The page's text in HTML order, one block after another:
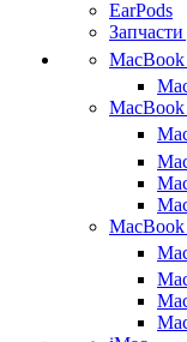
EarPods
MacBook